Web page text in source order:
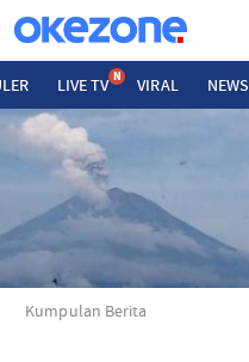
LIVE TV N VIRAL NEWS
Kumpulan Berita